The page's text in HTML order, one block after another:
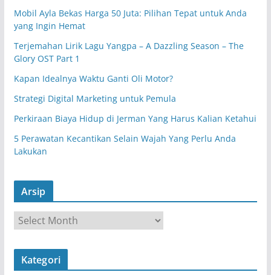
Mobil Ayla Bekas Harga 50 Juta: Pilihan Tepat untuk Anda
yang Ingin Hemat
Terjemahan Lirik Lagu Yangpa – A Dazzling Season – The
Glory OST Part 1
Kapan Idealnya Waktu Ganti Oli Motor?
Strategi Digital Marketing untuk Pemula
Perkiraan Biaya Hidup di Jerman Yang Harus Kalian Ketahui
5 Perawatan Kecantikan Selain Wajah Yang Perlu Anda
Lakukan
Arsip
s
Kategori